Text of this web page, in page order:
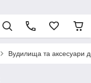
Вудилища та аксесуари